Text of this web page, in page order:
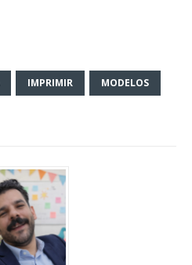
IMPRIMIR MODELOS